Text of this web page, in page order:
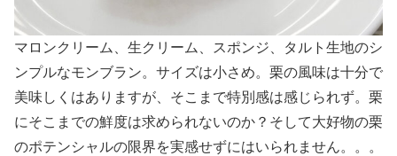
マロンクリーム、生クリーム、スポンジ、タルト生地のシ
ンプルなモンブラン。サイズは小さめ。栗の風味は十分で
美味しくはありますが、そこまで特別感は感じられず。栗
にそこまでの鮮度は求められないのか？そして大好物の栗
のポテンシャルの限界を実感せずにはいられません。。。